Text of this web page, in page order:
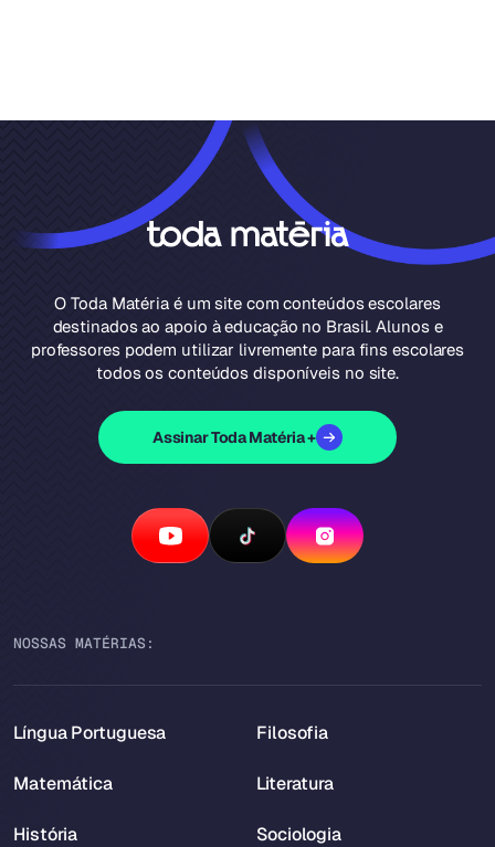
O Toda Matéria é um site com conteúdos escolares
destinados ao apoio à educação no Brasil. Alunos e
professores podem utilizar livremente para fins escolares
todos os conteúdos disponíveis no site.
Assinar Toda Matéria +
NOSSAS MATÉRIAS:
Língua Portuguesa
Matemática
História
Filosofia
Literatura
Sociologia